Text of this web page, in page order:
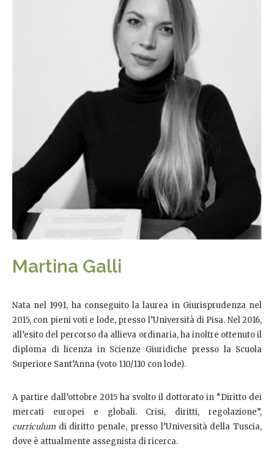
Martina Galli
Nata nel 1991, ha conseguito la laurea in Giurisprudenza nel
2015, con pieni voti e lode, presso l’Università di Pisa. Nel 2016,
all’esito del percorso da allieva ordinaria, ha inoltre ottenuto il
diploma di licenza in Scienze Giuridiche presso la Scuola
Superiore Sant’Anna (voto 110/110 con lode).
A partire dall’ottobre 2015 ha svolto il dottorato in “Diritto dei
mercati europei e globali. Crisi, diritti, regolazione”,
curriculum di diritto penale, presso l’Università della Tuscia,
dove è attualmente assegnista di ricerca.